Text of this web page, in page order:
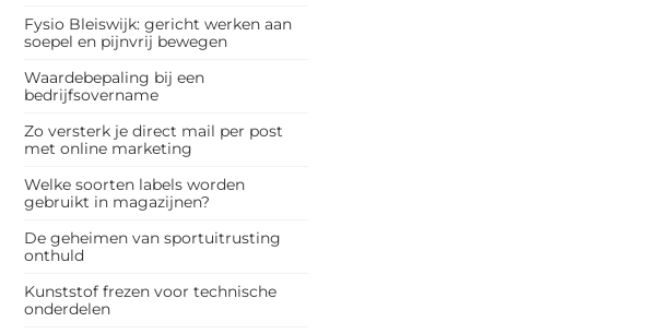
Fysio Bleiswijk: gericht werken aan
soepel en pijnvrij bewegen
Waardebepaling bij een
bedrijfsovername
Zo versterk je direct mail per post
met online marketing
Welke soorten labels worden
gebruikt in magazijnen?
De geheimen van sportuitrusting
onthuld
Kunststof frezen voor technische
onderdelen